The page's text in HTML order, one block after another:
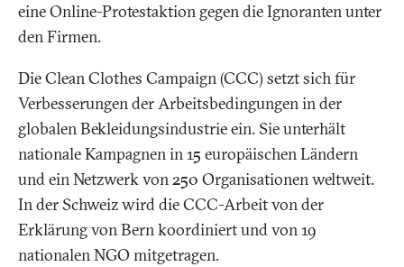
eine Online-Protestaktion gegen die Ignoranten unter
den Firmen.
Die Clean Clothes Campaign (CCC) setzt sich für
Verbesserungen der Arbeitsbedingungen in der
globalen Bekleidungsindustrie ein. Sie unterhält
nationale Kampagnen in 15 europäischen Ländern
und ein Netzwerk von 250 Organisationen weltweit.
In der Schweiz wird die CCC-Arbeit von der
Erklärung von Bern koordiniert und von 19
nationalen NGO mitgetragen.